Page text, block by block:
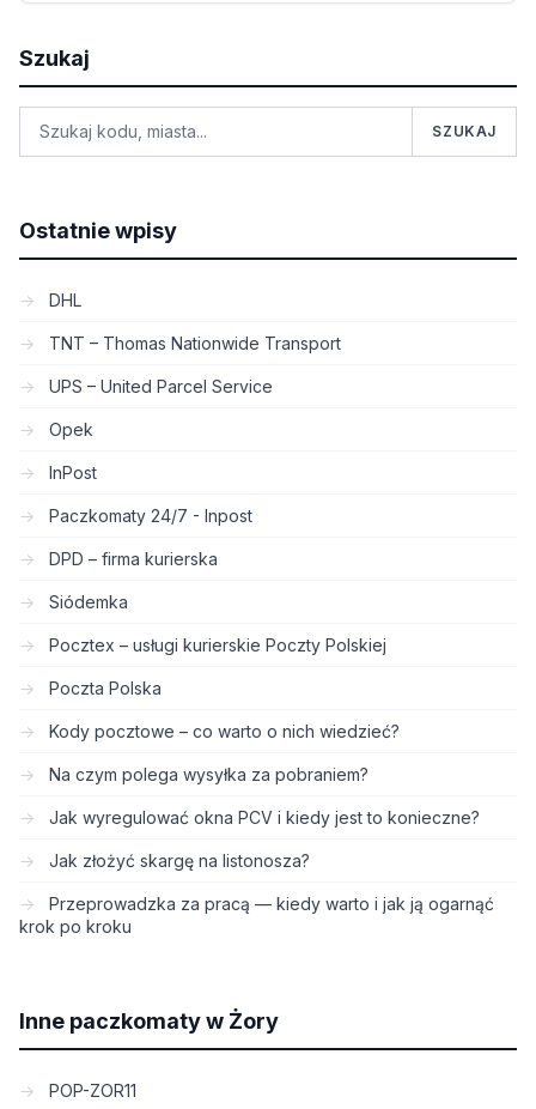
Szukaj
SZUKAJ
Ostatnie wpisy
DHL
TNT – Thomas Nationwide Transport
UPS – United Parcel Service
Opek
InPost
Paczkomaty 24/7 - Inpost
DPD – firma kurierska
Siódemka
Pocztex – usługi kurierskie Poczty Polskiej
Poczta Polska
Kody pocztowe – co warto o nich wiedzieć?
Na czym polega wysyłka za pobraniem?
Jak wyregulować okna PCV i kiedy jest to konieczne?
Jak złożyć skargę na listonosza?
Przeprowadzka za pracą — kiedy warto i jak ją ogarnąć
krok po kroku
Inne paczkomaty w Żory
POP-ZOR11